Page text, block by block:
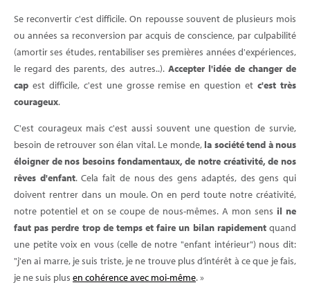
Se reconvertir c'est difficile. On repousse souvent de plusieurs mois
ou années sa reconversion par acquis de conscience, par culpabilité
(amortir ses études, rentabiliser ses premières années d'expériences,
le regard des parents, des autres..). Accepter l'idée de changer de
cap est difficile, c'est une grosse remise en question etc'est très
courageux.
C'est courageux mais c'est aussi souvent une question de survie,
besoin de retrouver son élan vital. Le monde,la société tend à nous
éloigner de nos besoins fondamentaux, de notre créativité, de nos
rêves d'enfant. Cela fait de nous des gens adaptés, des gens qui
doivent rentrer dans un moule. On en perd toute notre créativité,
notre potentiel et on se coupe de nous-mêmes. A mon sens il ne
faut pas perdre trop de temps et faire un bilan rapidementquand
une petite voix en vous (celle de notre "enfant intérieur") nous dit:
"j'en ai marre, je suis triste, je ne trouve plus d’intérêt à ce que je fais,
je ne suis plus en cohérence avec moi-même. »